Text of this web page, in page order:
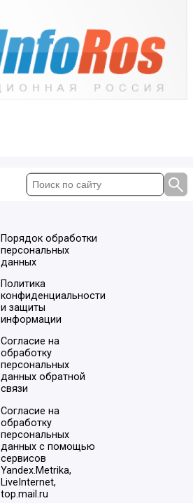
Порядок обработки
персональных
данных
Политика
конфиденциальности
и защиты
информации
Согласие на
обработку
персональных
данных обратной
связи
Согласие на
обработку
персональных
данных с помощью
сервисов
Yandex.Metrika,
LiveInternet,
top.mail.ru